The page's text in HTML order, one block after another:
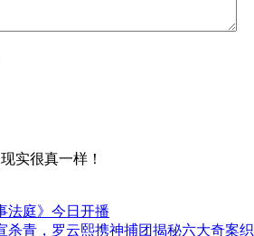
实很真一样！
法庭》今日开播
杀青，罗云熙携神捕团揭秘六大奇案